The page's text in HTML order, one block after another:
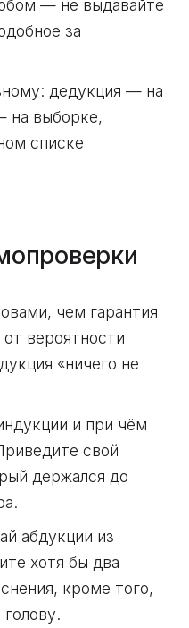
— не выдавайте
за
дедукция — на
на выборке,
списке
чем гарантия
вероятности
«ничего не
и при чём
свой
держался до
абдукции из
хотя бы два
кроме того,